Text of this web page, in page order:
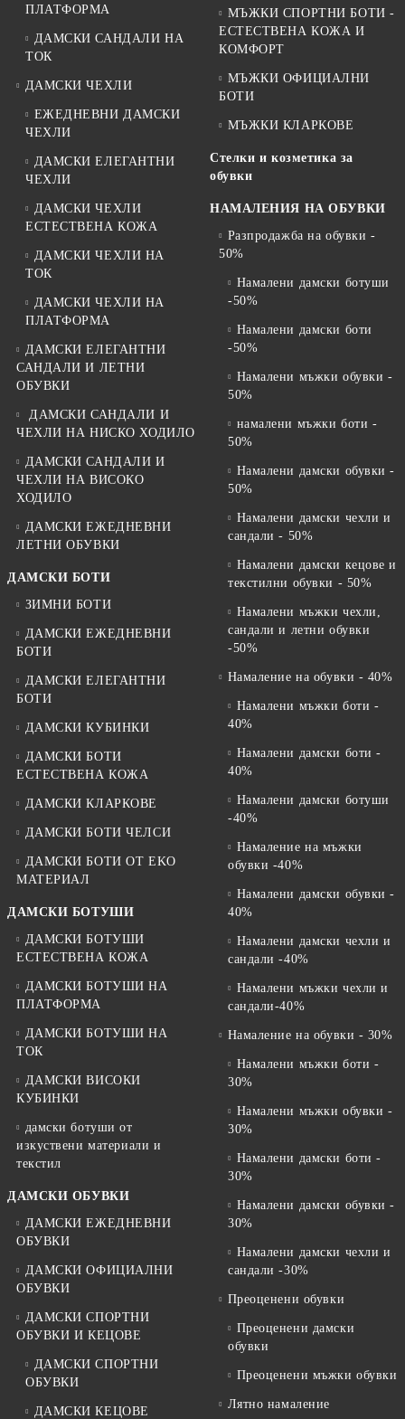
ПЛАТФОРМА
ДАМСКИ САНДАЛИ НА
ТОК
ДАМСКИ ЧЕХЛИ
ЕЖЕДНЕВНИ ДАМСКИ
ЧЕХЛИ
ДАМСКИ ЕЛЕГАНТНИ
ЧЕХЛИ
ДАМСКИ ЧЕХЛИ
ЕСТЕСТВЕНА КОЖА
ДАМСКИ ЧЕХЛИ НА
ТОК
ДАМСКИ ЧЕХЛИ НА
ПЛАТФОРМА
ДАМСКИ ЕЛЕГАНТНИ
САНДАЛИ И ЛЕТНИ
ОБУВКИ
ДАМСКИ САНДАЛИ И
ЧЕХЛИ НА НИСКО ХОДИЛО
ДАМСКИ САНДАЛИ И
ЧЕХЛИ НА ВИСОКО
ХОДИЛО
ДАМСКИ ЕЖЕДНЕВНИ
ЛЕТНИ ОБУВКИ
ДАМСКИ БОТИ
ЗИМНИ БОТИ
ДАМСКИ ЕЖЕДНЕВНИ
БОТИ
ДАМСКИ ЕЛЕГАНТНИ
БОТИ
ДАМСКИ КУБИНКИ
ДАМСКИ БОТИ
ЕСТЕСТВЕНА КОЖА
ДАМСКИ КЛАРКОВЕ
ДАМСКИ БОТИ ЧЕЛСИ
ДАМСКИ БОТИ ОТ EKO
МАТЕРИАЛ
ДАМСКИ БОТУШИ
ДАМСКИ БОТУШИ
ЕСТЕСТВЕНА КОЖА
ДАМСКИ БОТУШИ НА
ПЛАТФОРМА
ДАМСКИ БОТУШИ НА
ТОК
ДАМСКИ ВИСОКИ
КУБИНКИ
дамски ботуши от
изкуствени материали и
текстил
ДАМСКИ ОБУВКИ
ДАМСКИ ЕЖЕДНЕВНИ
ОБУВКИ
ДАМСКИ ОФИЦИАЛНИ
ОБУВКИ
ДАМСКИ СПОРТНИ
ОБУВКИ И КЕЦОВЕ
ДАМСКИ СПОРТНИ
ОБУВКИ
ДАМСКИ КЕЦОВЕ
МЪЖКИ СПОРТНИ БОТИ -
ЕСТЕСТВЕНА КОЖА И
КОМФОРТ
МЪЖКИ ОФИЦИАЛНИ
БОТИ
МЪЖКИ КЛАРКОВЕ
Стелки и козметика за
обувки
НАМАЛЕНИЯ НА ОБУВКИ
Разпродажба на обувки -
50%
Намалени дамски ботуши
-50%
Намалени дамски боти
-50%
Намалени мъжки обувки -
50%
намалени мъжки боти -
50%
Намалени дамски обувки -
50%
Намалени дамски чехли и
сандали - 50%
Намалени дамски кецове и
текстилни обувки - 50%
Намалени мъжки чехли,
сандали и летни обувки
-50%
Намаление на обувки - 40%
Намалени мъжки боти -
40%
Намалени дамски боти -
40%
Намалени дамски ботуши
-40%
Намаление на мъжки
обувки -40%
Намалени дамски обувки -
40%
Намалени дамски чехли и
сандали -40%
Намалени мъжки чехли и
сандали-40%
Намаление на обувки - 30%
Намалени мъжки боти -
30%
Намалени мъжки обувки -
30%
Намалени дамски боти -
30%
Намалени дамски обувки -
30%
Намалени дамски чехли и
сандали -30%
Преоценени обувки
Преоценени дамски
обувки
Преоценени мъжки обувки
Лятно намаление